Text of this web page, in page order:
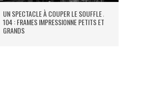
UN SPECTACLE À COUPER LE SOUFFLE AU
104 : FRAMES IMPRESSIONNE PETITS ET
GRANDS